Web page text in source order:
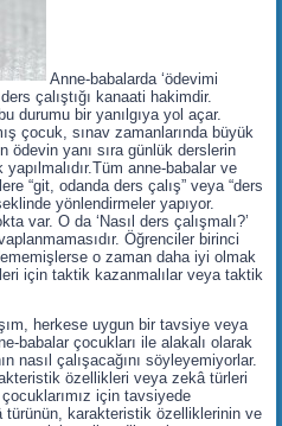
Anne-babalarda ‘ödevimi
çalıştığı kanaati hakimdir.
durumu bir yanılgıya yol açar.
çocuk, sınav zamanlarında büyük
ödevin yanı sıra günlük derslerin
anne-babalar ve
“git, odanda ders çalış” veya “ders
yönlendirmeler yapıyor.
var. O da ‘Nasıl ders çalışmalı?’
Öğrenciler birinci
o zaman daha iyi olmak
için taktik kazanmalılar veya taktik
herkese uygun bir tavsiye veya
babalar çocukları ile alakalı olarak
nasıl çalışacağını söyleyemiyorlar.
özellikleri veya zekâ türleri
için tavsiyede
türünün, karakteristik özelliklerinin ve